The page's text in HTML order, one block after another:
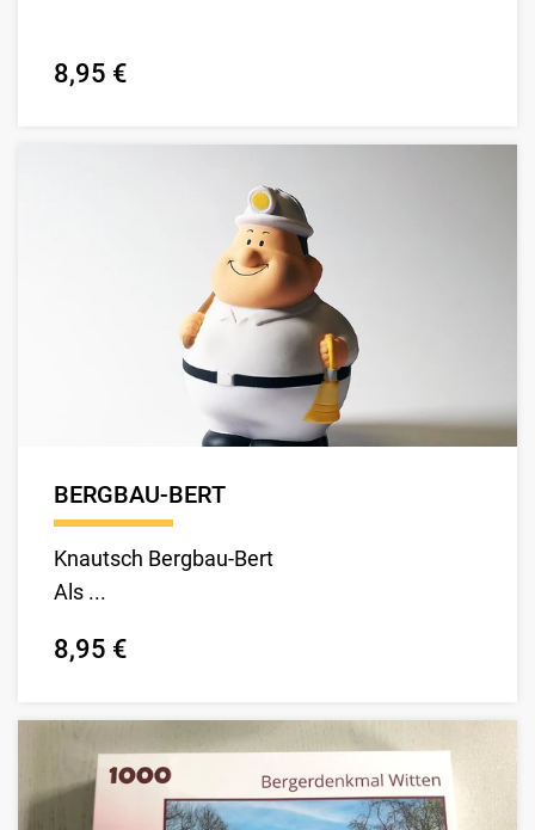
8,95 €
BERGBAU-BERT
Knautsch Bergbau-Bert
Als ...
8,95 €